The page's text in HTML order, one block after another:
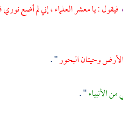
فيقول : يا معشر العلماء ، إني لم أضع
وحيتان البحور" .
الأنبياء" .